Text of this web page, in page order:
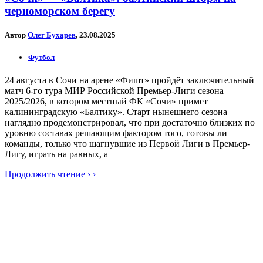
черноморском берегу
Автор Олег Бухарев, 23.08.2025
Футбол
24 августа в Сочи на арене «Фишт» пройдёт заключительный
матч 6-го тура МИР Российской Премьер-Лиги сезона
2025/2026, в котором местный ФК «Сочи» примет
калининградскую «Балтику». Старт нынешнего сезона
наглядно продемонстрировал, что при достаточно близких по
уровню составах решающим фактором того, готовы ли
команды, только что шагнувшие из Первой Лиги в Премьер-
Лигу, играть на равных, а
Продолжить чтение › ›